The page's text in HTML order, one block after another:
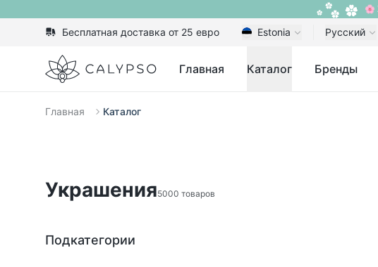
🌸
Бесплатная доставка от 25 евро Estonia Русский
Calypso Главная Каталог Бренды
Главная Каталог
Украшения5000 товаров
Подкатегории